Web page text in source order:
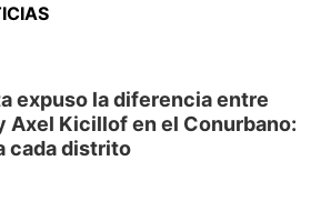
expuso la diferencia entre
Axel Kicillof en el Conurbano:
cada distrito